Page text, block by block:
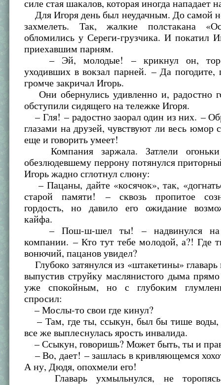
силе стая шакалов, которая иногда нападает
Для Игоря день был неудачным. До самой
захмелеть. Так, жалкие полстакана
обломились у Сереги-грузчика. И покатил
приехавшим парням.
– Эй, молодые! – крикнул он,
уходивших в вокзал парней. – Да
громче закричал Игорь.
Они обернулись удивленно и, радостно
обступили сидящего на тележке Игоря.
– Гля! – радостно заорал один из них. –
глазами на друзей, чувствуют ли весь юмор
еще и говорить умеет!
Компания заржала. Затлели
обезлюдевшему перрону потянулся
Игорь жадно сглотнул слюну:
– Пацаны, дайте «косячок», так,
старой памяти! – сквозь пропитое
гордость, но давило его ожидание
кайфа.
– Пош-ш-шел ты! – надвинулся на
компании. – Кто тут тебе молодой, а?! Где
вонючий, пацанов увидел?
Глубоко затянулся из «штакетины»
выпустив струйку маслянистого дыма
уже спокойным, но с глубоким
спросил:
– Мослы-то свои где кинул?
– Там, где ты, ссыкун, был бы тише
все же выплеснулась ярость инвалида.
– Ссыкун, говоришь? Может быть, ты и
– Во, дает! – зашлась в кривляющемся
А ну, Дюдя, опохмели его!
Главарь ухмыльнулся, не торопясь